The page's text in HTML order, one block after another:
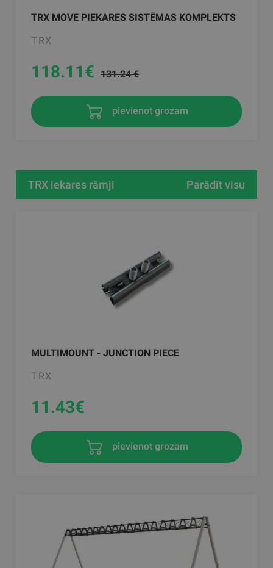
TRX MOVE PIEKARES SISTĒMAS KOMPLEKTS
TRX
118.11€ 131.24 €
pievienot grozam
TRX iekares rāmji Parādīt visu
MULTIMOUNT - JUNCTION PIECE
TRX
11.43€
pievienot grozam